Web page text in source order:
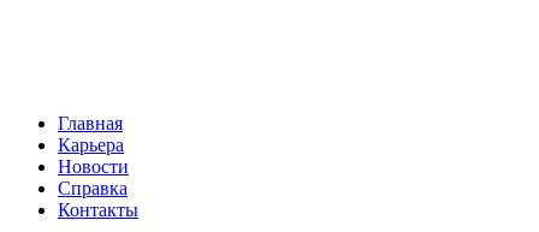
Главная
Карьера
Новости
Справка
Контакты